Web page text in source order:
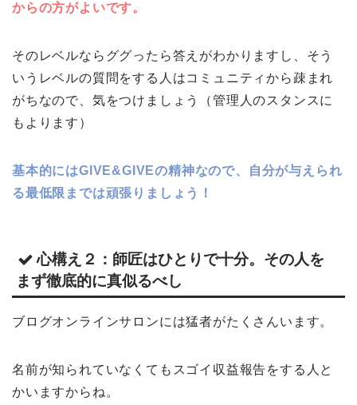
からの方がよいです。
そのレベルならググったら答えがわかりますし、そう
いうレベルの質問をする人はコミュニティから疎まれ
がちなので、気をつけましょう（管理人のスタンスに
もよります）
基本的にはGIVE&GIVEの精神なので、自分が与えられ
る最低限までは頑張りましょう！
心構え２：師匠はひとりで十分。その人を
まず徹底的に真似るべし
ブログオンラインサロンには猛者がたくさんいます。
名前が知られていなくてもスゴイ収益報告をする人と
かいますからね。